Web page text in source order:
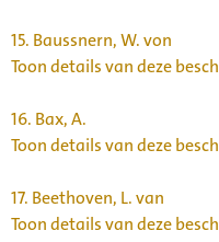
15. Baussnern, W. von
Toon details van deze
16. Bax, A.
Toon details van deze
17. Beethoven, L. van
Toon details van deze